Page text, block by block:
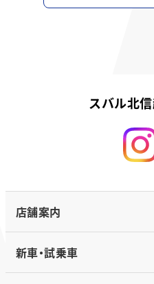
スバル北
店舗案内
新車・試乗車